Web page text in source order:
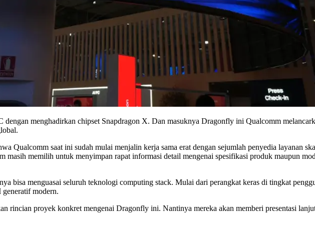
dengan menghadirkan chipset Snapdragon X. Dan masuknya Dragonfly ini Qualcomm
Qualcomm saat ini sudah mulai menjalin kerja sama erat dengan sejumlah penyedia layanan
masih memilih untuk menyimpan rapat informasi detail mengenai spesifikasi produk maupun
bisa menguasai seluruh teknologi computing stack. Mulai dari perangkat keras di tingkat
modern.
rincian proyek konkret mengenai Dragonfly ini. Nantinya mereka akan memberi presentasi